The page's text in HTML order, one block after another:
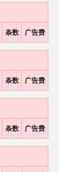
条数 广告费
条数 广告费
条数 广告费